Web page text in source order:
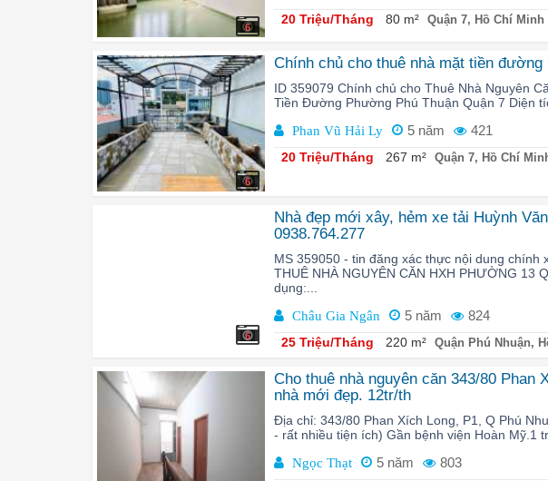
6
20 Triệu/Tháng 80 m² Quận 7, Hồ Chí Minh
6
Chính chủ cho thuê nhà mặt tiền
ID 359079 Chính chủ cho Thuê Nhà Nguyên
Tiền Đường Phường Phú Thuận Quận 7 Diện
Phan Vũ Hải Ly 5 năm 421
20 Triệu/Tháng 267 m² Quận 7, Hồ Chí
6
Nhà đẹp mới xây, hẻm xe tải Huỳnh
0938.764.277
MS 359050 - tin đăng xác thực nội dung chính
THUÊ NHÀ NGUYÊN CĂN HXH PHƯỜNG 13
dụng:...
Châu Gia Ngân 5 năm 824
25 Triệu/Tháng 220 m² Quận Phú Nhuận,
Cho thuê nhà nguyên căn 343/80 Phan
nhà mới đẹp. 12tr/th
Địa chỉ: 343/80 Phan Xích Long, P1, Q Phú
- rất nhiều tiện ích) Gần bệnh viện Hoàn Mỹ.1
Ngọc Thạt 5 năm 803